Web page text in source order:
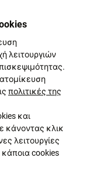
3 τεμ
λειτουργιών
πολιτικές της
και
κάνοντας κλικ
λειτουργίες
cookies